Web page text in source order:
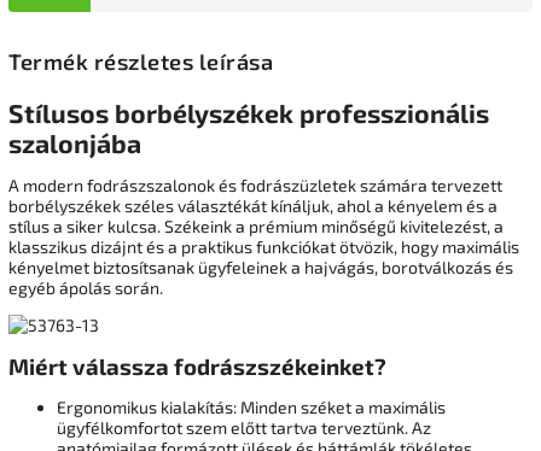
Termék részletes leírása
Stílusos borbélyszékek professzionális
szalonjába
A modern fodrászszalonok és fodrászüzletek számára tervezett
borbélyszékek széles választékát kínáljuk, ahol a kényelem és a
stílus a siker kulcsa. Székeink a prémium minőségű kivitelezést, a
klasszikus dizájnt és a praktikus funkciókat ötvözik, hogy maximális
kényelmet biztosítsanak ügyfeleinek a hajvágás, borotválkozás és
egyéb ápolás során.
Miért válassza fodrászszékeinket?
Ergonomikus kialakítás: Minden széket a maximális
ügyfélkomfortot szem előtt tartva terveztünk. Az